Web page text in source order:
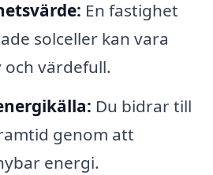
En fastighet
solceller kan vara
värdefull.
Du bidrar till
genom att
energi.